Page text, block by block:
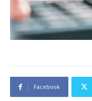
Facebook